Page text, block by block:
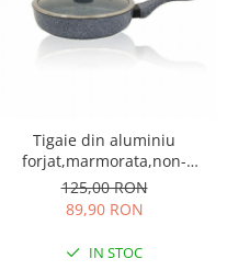
Tigaie din aluminiu
forjat,marmorata,non-
stick.Capac din sticla cu
orificiu pentru eliberarea
aburului 20CM
125,00 RON
89,90 RON
IN STOC